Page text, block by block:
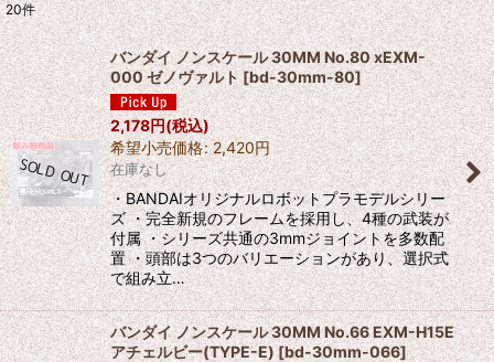
サブカテゴリ:
表示数:
並び順:
絞り込む
20件
バンダイ ノンスケール 30MM No.80 xEXM-
000 ゼノヴァルト [bd-30mm-80]
2,178円(税込)
希望小売価格: 2,420円
在庫なし
・BANDAIオリジナルロボットプラモデルシリー
ズ ・完全新規のフレームを採用し、4種の武装が
付属 ・シリーズ共通の3mmジョイントを多数配
置 ・頭部は3つのバリエーションがあり、選択式
で組み立…
バンダイ ノンスケール 30MM No.66 EXM-H15E
アチェルビー(TYPE-E)[bd-30mm-066]